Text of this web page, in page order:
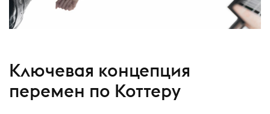
Ключевая концепция
перемен по Коттеру